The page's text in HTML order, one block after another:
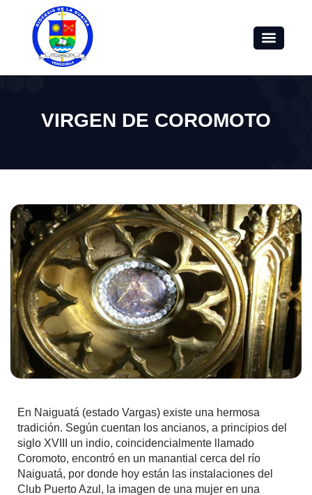
VIRGEN DE COROMOTO
En Naiguatá (estado Vargas) existe una hermosa
tradición. Según cuentan los ancianos, a principios del
siglo XVIII un indio, coincidencialmente llamado
Coromoto, encontró en un manantial cerca del río
Naiguatá, por donde hoy están las instalaciones del
Club Puerto Azul, la imagen de una mujer en una